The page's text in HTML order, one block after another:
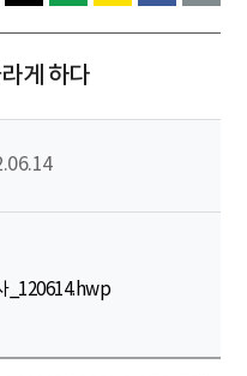
게 하다
_120614.hwp